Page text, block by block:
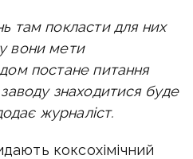
там покласти для них
вони мети
постане питання
знаходитися буде
журналіст.
коксохімічний